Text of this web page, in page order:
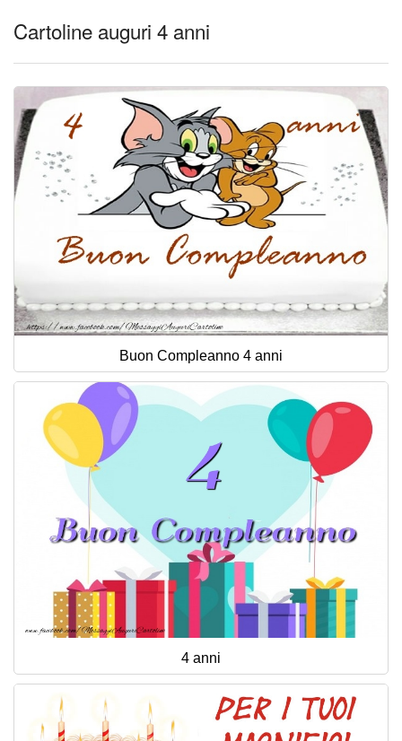
Cartoline auguri 4 anni
Buon Compleanno 4 anni
4 anni